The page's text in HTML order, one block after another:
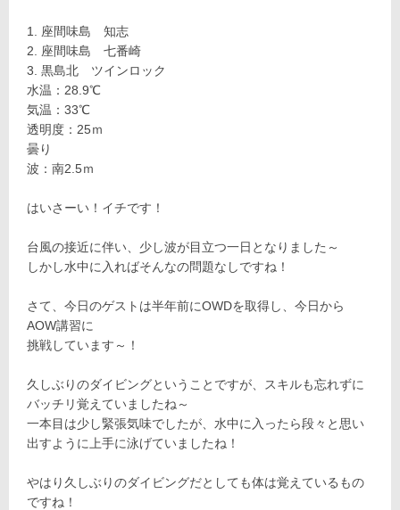
座間味島 知志
座間味島 七番崎
黒島北 ツインロック
水温：28.9℃
気温：33℃
透明度：25ｍ
曇り
波：南2.5ｍ
はいさーい！イチです！
台風の接近に伴い、少し波が目立つ一日となりました～
しかし水中に入ればそんなの問題なしですね！
さて、今日のゲストは半年前にOWDを取得し、今日から
AOW講習に
挑戦しています～！
久しぶりのダイビングということですが、スキルも忘れずに
バッチリ覚えていましたね～
一本目は少し緊張気味でしたが、水中に入ったら段々と思い
出すように上手に泳げていましたね！
やはり久しぶりのダイビングだとしても体は覚えているもの
ですね！